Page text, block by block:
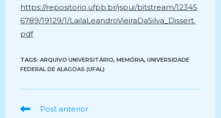
https://repositorio.ufpb.br/jspui/bitstream/12345
6789/19129/1/LailaLeandroVieiraDaSilva_Dissert.
pdf
TAGS:ARQUIVO UNIVERSITÁRIO, MEMÓRIA, UNIVERSIDADE
FEDERAL DE ALAGOAS (UFAL)
Ler
Post anterior